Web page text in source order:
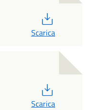
Scarica
Scarica